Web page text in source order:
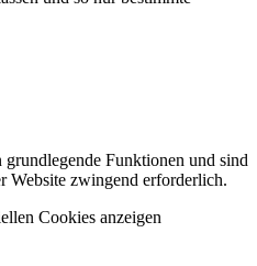
Funktionen und sind
Website zwingend erforderlich.
Cookies anzeigen